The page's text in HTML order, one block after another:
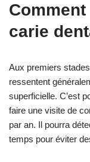
carie
Aux premiers
ressentent
superficielle. C’est
faire une visite de
par an. Il pourra
temps pour éviter